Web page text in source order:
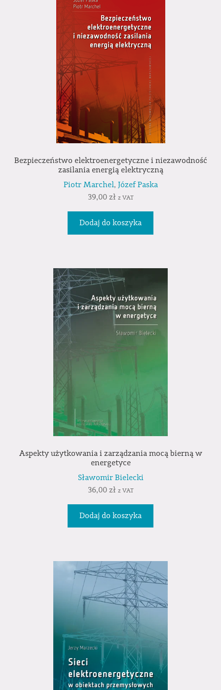
Bezpieczeństwo elektroenergetyczne i niezawodność
zasilania energią elektryczną
Piotr Marchel, Józef Paska
39,00 zł z VAT
Dodaj do koszyka
Aspekty użytkowania i zarządzania mocą bierną w
energetyce
Sławomir Bielecki
36,00 zł z VAT
Dodaj do koszyka